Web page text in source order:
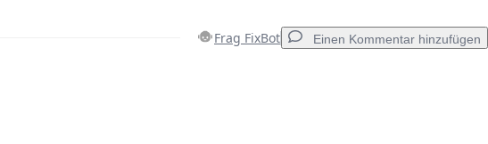
Frag FixBot Einen Kommentar hinzufügen